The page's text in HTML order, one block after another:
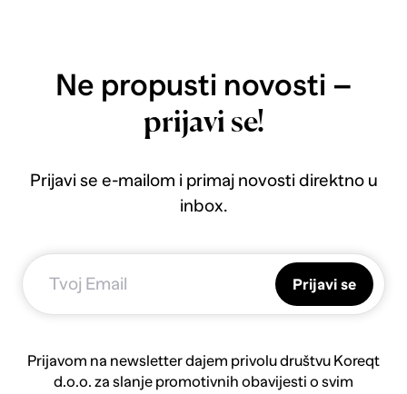
Ne propusti novosti –
prijavi se!
Prijavi se e-mailom i primaj novosti direktno u
inbox.
Prijavi se
Prijavom na newsletter dajem privolu društvu Koreqt
d.o.o. za slanje promotivnih obavijesti o svim